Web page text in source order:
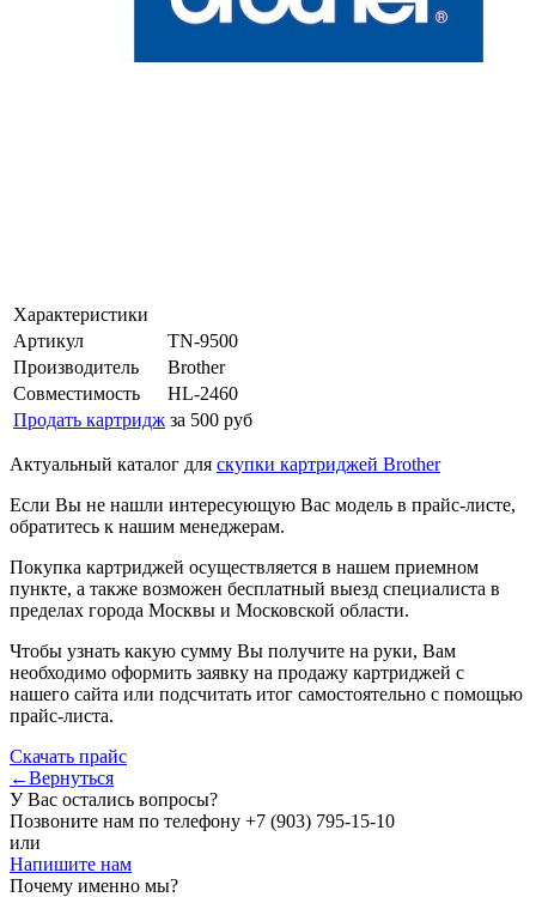
Характеристики
Артикул
TN-9500
Производитель
Brother
Совместимость
HL-2460
Продать картридж за 500 руб
Актуальный каталог для скупки картриджей Brother
Если Вы не нашли интересующую Вас модель в прайс-листе,
обратитесь к нашим менеджерам.
Покупка картриджей осуществляется в нашем приемном
пункте, а также возможен бесплатный выезд специалиста в
пределах города Москвы и Московской области.
Чтобы узнать какую сумму Вы получите на руки, Вам
необходимо оформить заявку на продажу картриджей с
нашего сайта или подсчитать итог самостоятельно с помощью
прайс-листа.
Скачать прайс
←Вернуться
У Вас остались вопросы?
Позвоните нам по телефону +7 (903) 795-15-10
или
Напишите нам
Почему именно мы?